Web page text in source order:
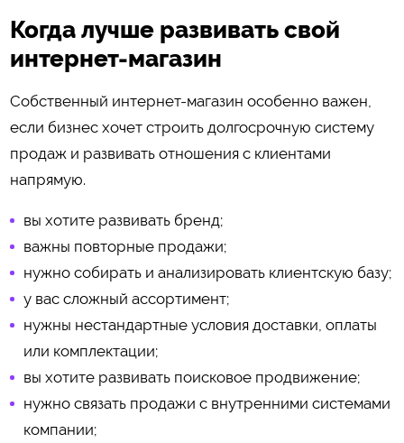
Когда лучше развивать свой
интернет-магазин
Собственный интернет-магазин особенно важен,
если бизнес хочет строить долгосрочную систему
продаж и развивать отношения с клиентами
напрямую.
вы хотите развивать бренд;
важны повторные продажи;
нужно собирать и анализировать клиентскую базу;
у вас сложный ассортимент;
нужны нестандартные условия доставки, оплаты
или комплектации;
вы хотите развивать поисковое продвижение;
нужно связать продажи с внутренними системами
компании;